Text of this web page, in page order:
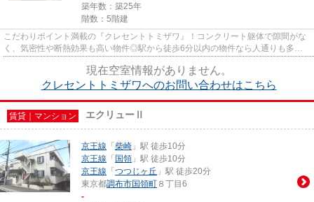
築年数：築25年
階数：5階建
こだわりポイント満載の『クレセントトミザワ』！コンクリート躯体で隙間がな
く、気密性や断熱効果も高い物件◎駅から徒歩6分以内の物件なら人通りも多い
現在空室情報がありません。
クレセントトミザワへのお問い合わせはこちら
賃貸｜マンション エクリューⅡ
京王線 「 柴崎 」駅 徒歩10分
京王線 「 国領 」駅 徒歩10分
京王線 「 つつじヶ丘 」駅 徒歩20分
東京都調布市国領町 ８丁目6
-